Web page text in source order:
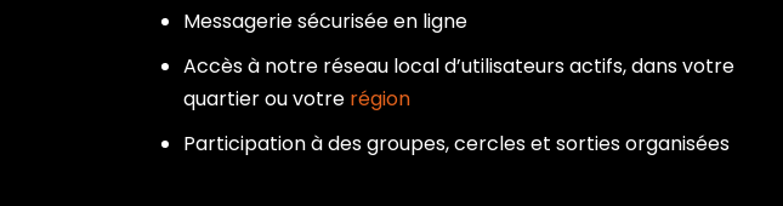
Messagerie sécurisée en ligne
Accès à notre réseau local d’utilisateurs actifs, dans votre
quartier ou votre région
Participation à des groupes, cercles et sorties organisées